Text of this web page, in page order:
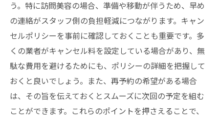
う。特に訪問美容の場合、準備や移動が伴うため、早め
の連絡がスタッフ側の負担軽減につながります。キャン
セルポリシーを事前に確認しておくことも重要です。多
くの業者がキャンセル料を設定している場合があり、無
駄な費用を避けるためにも、ポリシーの詳細を把握して
おくと良いでしょう。また、再予約の希望がある場合
は、その旨を伝えておくとスムーズに次回の予定を組む
ことができます。これらのポイントを押さえることで、